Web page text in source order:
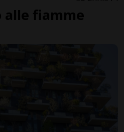
alle fiamme